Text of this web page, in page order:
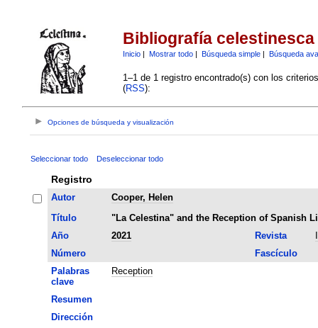
Bibliografía celestinesca
Inicio| Mostrar todo| Búsqueda simple| Búsqueda
1–1 de 1 registro encontrado(s) con los
(RSS):
Opciones de búsqueda y visualización
Seleccionar todo Deseleccionar todo
Registro
Autor
Cooper, Helen
Título
"La Celestina" and the Reception of Spanish
Año
2021 Revista
Número
Fascículo
Palabras
clave
Reception
Resumen
Dirección